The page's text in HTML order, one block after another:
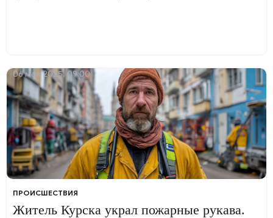
ПРОИСШЕСТВИЯ
Житель Курска украл пожарные рукава.
06 мая 2025, 09:00